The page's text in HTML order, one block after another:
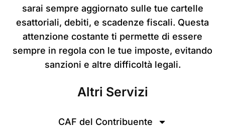
sarai sempre aggiornato sulle tue cartelle
esattoriali, debiti, e scadenze fiscali. Questa
attenzione costante ti permette di essere
sempre in regola con le tue imposte, evitando
sanzioni e altre difficoltà legali.
Altri Servizi
CAF del Contribuente